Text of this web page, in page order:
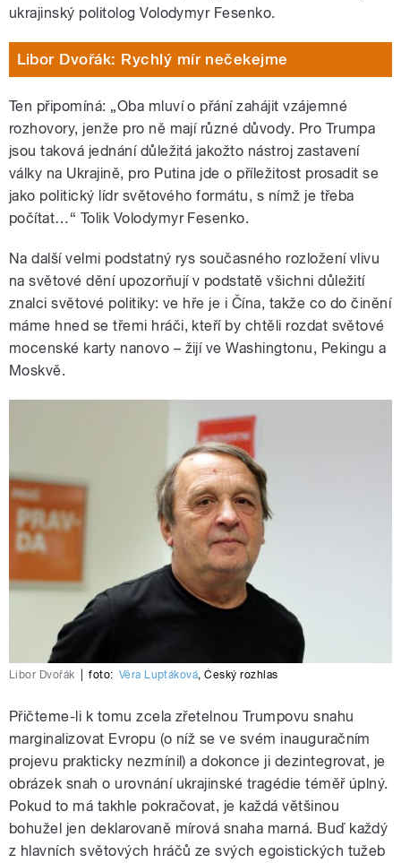
ukrajinský politolog Volodymyr Fesenko.
Libor Dvořák: Rychlý mír nečekejme
Ten připomíná: „Oba mluví o přání zahájit vzájemné
rozhovory, jenže pro ně mají různé důvody. Pro Trumpa
jsou taková jednání důležitá jakožto nástroj zastavení
války na Ukrajině, pro Putina jde o příležitost prosadit se
jako politický lídr světového formátu, s nímž je třeba
počítat…“ Tolik Volodymyr Fesenko.
Na další velmi podstatný rys současného rozložení vlivu
na světové dění upozorňují v podstatě všichni důležití
znalci světové politiky: ve hře je i Čína, takže co do činění
máme hned se třemi hráči, kteří by chtěli rozdat světové
mocenské karty nanovo – žijí ve Washingtonu, Pekingu a
Moskvě.
Libor Dvořák foto: Věra Luptáková,Český rozhlas
Přičteme-li k tomu zcela zřetelnou Trumpovu snahu
marginalizovat Evropu (o níž se ve svém inauguračním
projevu prakticky nezmínil) a dokonce ji dezintegrovat, je
obrázek snah o urovnání ukrajinské tragédie téměř úplný.
Pokud to má takhle pokračovat, je každá většinou
bohužel jen deklarovaně mírová snaha marná. Buď každý
z hlavních světových hráčů ze svých egoistických tužeb